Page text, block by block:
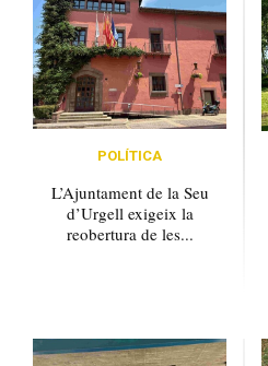
POLÍTICA
L’Ajuntament de la Seu
d’Urgell exigeix la
reobertura de les...